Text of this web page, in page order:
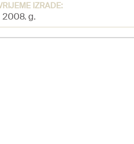
IZRADE:
2008. g.